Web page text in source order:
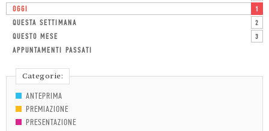
OGGI 1
QUESTA SETTIMANA 2
QUESTO MESE 3
APPUNTAMENTI PASSATI
Categorie:
ANTEPRIMA
PREMIAZIONE
PRESENTAZIONE